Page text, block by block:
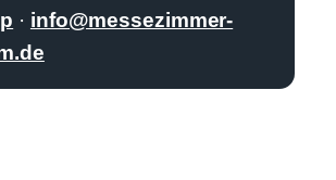
· info@messezimmer-